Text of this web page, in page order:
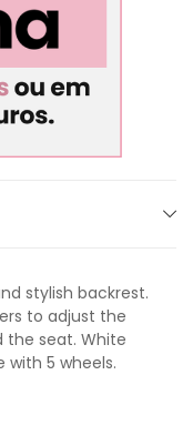
stylish backrest.
to adjust the
the seat. White
5 wheels.